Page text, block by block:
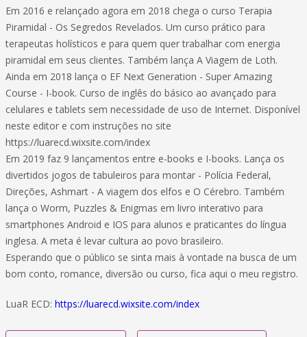
Em 2016 e relançado agora em 2018 chega o curso Terapia
Piramidal - Os Segredos Revelados. Um curso prático para
terapeutas holísticos e para quem quer trabalhar com energia
piramidal em seus clientes. Também lança A Viagem de Loth.
Ainda em 2018 lança o EF Next Generation - Super Amazing
Course - I-book. Curso de inglês do básico ao avançado para
celulares e tablets sem necessidade de uso de Internet. Disponível
neste editor e com instruções no site
https://luarecd.wixsite.com/index
Em 2019 faz 9 lançamentos entre e-books e I-books. Lança os
divertidos jogos de tabuleiros para montar - Polícia Federal,
Direções, Ashmart - A viagem dos elfos e O Cérebro. Também
lança o Worm, Puzzles & Enigmas em livro interativo para
smartphones Android e IOS para alunos e praticantes do língua
inglesa. A meta é levar cultura ao povo brasileiro.
Esperando que o público se sinta mais à vontade na busca de um
bom conto, romance, diversão ou curso, fica aqui o meu registro.
LuaR ECD: https://luarecd.wixsite.com/index